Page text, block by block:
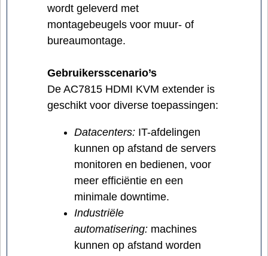
wordt geleverd met
montagebeugels voor muur- of
bureaumontage.
Gebruikersscenario’s
De AC7815 HDMI KVM extender is
geschikt voor diverse toepassingen:
Datacenters: IT-afdelingen
kunnen op afstand de servers
monitoren en bedienen, voor
meer efficiëntie en een
minimale downtime.
Industriële
automatisering: machines
kunnen op afstand worden